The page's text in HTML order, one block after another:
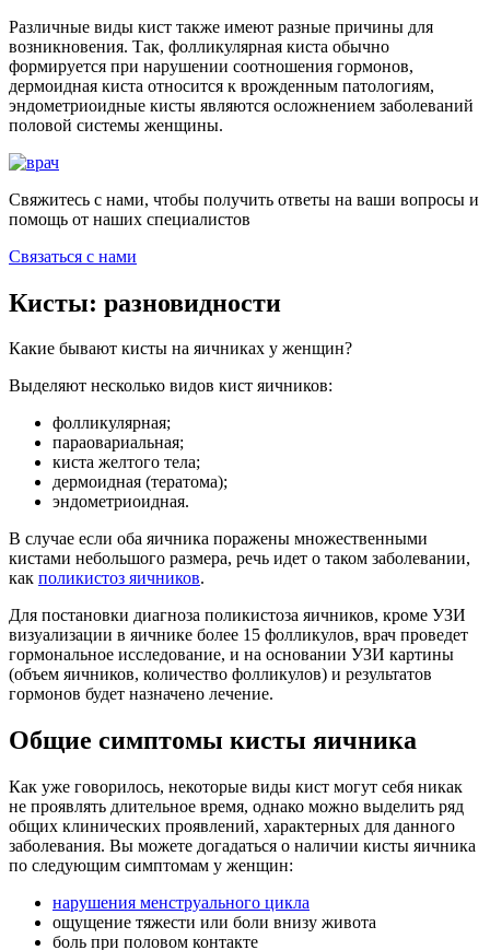
Различные виды кист также имеют разные причины для
возникновения. Так, фолликулярная киста обычно
формируется при нарушении соотношения гормонов,
дермоидная киста относится к врожденным патологиям,
эндометриоидные кисты являются осложнением заболеваний
половой системы женщины.
Свяжитесь с нами, чтобы получить ответы на ваши вопросы и
помощь от наших специалистов
Связаться с нами
Кисты: разновидности
Какие бывают кисты на яичниках у женщин?
Выделяют несколько видов кист яичников:
фолликулярная;
параовариальная;
киста желтого тела;
дермоидная (тератома);
эндометриоидная.
В случае если оба яичника поражены множественными
кистами небольшого размера, речь идет о таком заболевании,
как поликистоз яичников.
Для постановки диагноза поликистоза яичников, кроме УЗИ
визуализации в яичнике более 15 фолликулов, врач проведет
гормональное исследование, и на основании УЗИ картины
(объем яичников, количество фолликулов) и результатов
гормонов будет назначено лечение.
Общие симптомы кисты яичника
Как уже говорилось, некоторые виды кист могут себя никак
не проявлять длительное время, однако можно выделить ряд
общих клинических проявлений, характерных для данного
заболевания. Вы можете догадаться о наличии кисты яичника
по следующим симптомам у женщин:
нарушения менструального цикла
ощущение тяжести или боли внизу живота
боль при половом контакте